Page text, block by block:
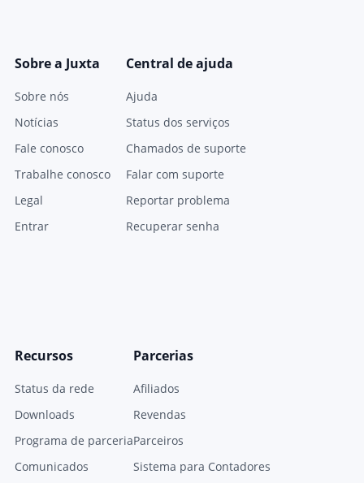
Sobre a Juxta
Sobre nós
Notícias
Fale conosco
Trabalhe conosco
Legal
Entrar
Central de ajuda
Ajuda
Status dos serviços
Chamados de suporte
Falar com suporte
Reportar problema
Recuperar senha
Recursos
Status da rede
Downloads
Programa de parceria
Comunicados
Parcerias
Afiliados
Revendas
Parceiros
Sistema para Contadores